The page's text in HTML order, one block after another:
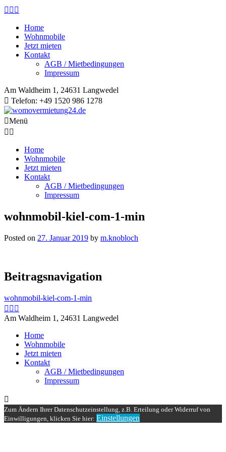
Home
Wohnmobile
Jetzt mieten
Kontakt
AGB / Mietbedingungen
Impressum
Am Waldheim 1, 24631 Langwedel
Telefon: +49 1520 986 1278
Menü
Home
Wohnmobile
Jetzt mieten
Kontakt
AGB / Mietbedingungen
Impressum
wohnmobil-kiel-com-1-min
Posted on 27. Januar 2019 by m.knobloch
Beitragsnavigation
wohnmobil-kiel-com-1-min
Am Waldheim 1, 24631 Langwedel
Home
Wohnmobile
Jetzt mieten
Kontakt
AGB / Mietbedingungen
Impressum
Zum Ändern Ihrer Datenschutzeinstellung, z.B. Erteilung oder Widerruf von
Einwilligungen, klicken Sie hier: Einstellungen